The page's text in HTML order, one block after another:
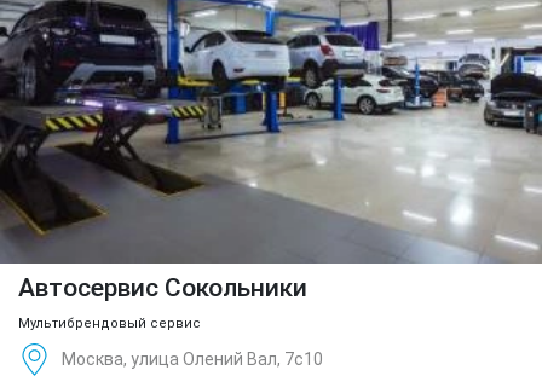
Автосервис Сокольники
Мультибрендовый сервис
Москва, улица Олений Вал, 7с10